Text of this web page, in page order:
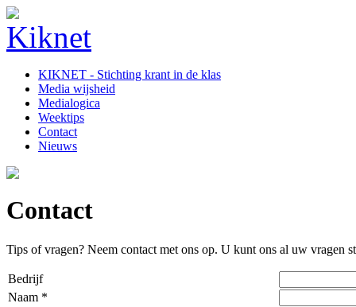
KIKNET - Stichting krant in de klas
Media wijsheid
Medialogica
Weektips
Contact
Nieuws
Contact
Tips of vragen? Neem contact met ons op. U kunt ons al uw vragen
Bedrijf
Naam *